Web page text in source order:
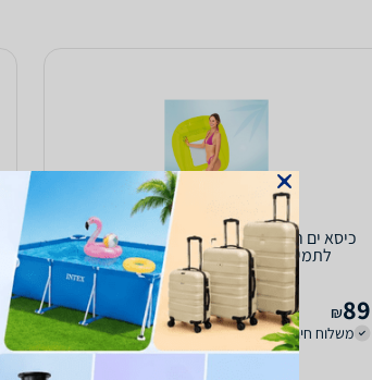
כיסא ים רשת מתנפח לבריכה עם משענת גב
לתמיכה ירוק אינטקס INTEX 56802
89
₪
משלוח חינם
עד 5 ימי עסקים